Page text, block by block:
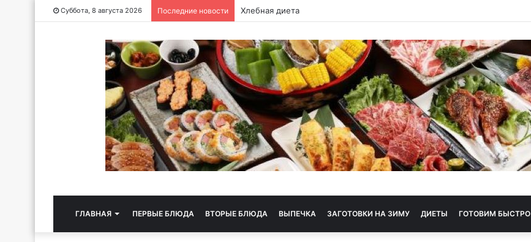
Суббота, 8 августа 2026 Последние новости Хлебная диета
ГЛАВНАЯ ПЕРВЫЕ БЛЮДА ВТОРЫЕ БЛЮДА ВЫПЕЧКА ЗАГОТОВКИ НА ЗИМУ ДИЕТЫ ГОТОВИМ БЫСТРО